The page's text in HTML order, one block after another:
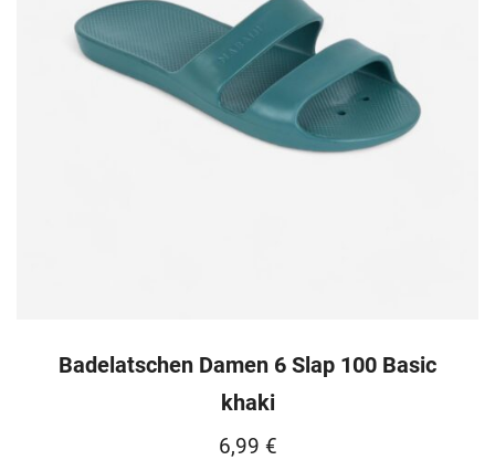
Badelatschen Damen 6 Slap 100 Basic
khaki
6,99 €